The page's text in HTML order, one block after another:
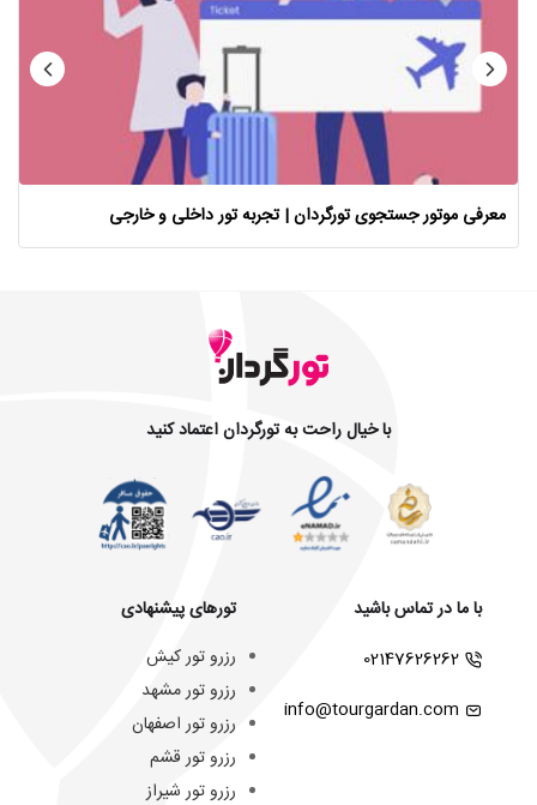
معرفی موتور جستجوی تورگردان | تجربه تور داخلی و خارجی
با خیال راحت به تورگردان اعتماد کنید
با ما در تماس باشید
02147626262
info@tourgardan.com
تورهای پیشنهادی
رزرو تور کیش
رزرو تور مشهد
رزرو تور اصفهان
رزرو تور قشم
رزرو تور شیراز